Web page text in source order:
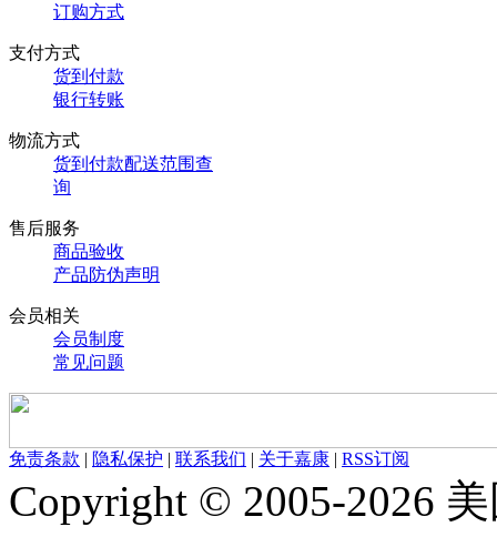
订购方式
支付方式
货到付款
银行转账
物流方式
货到付款配送范围查
询
售后服务
商品验收
产品防伪声明
会员相关
会员制度
常见问题
免责条款 | 隐私保护 | 联系我们 | 关于嘉康 | RSS订阅
Copyright © 2005-2026